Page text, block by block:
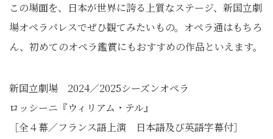
この場面を、日本が世界に誇る上質なステージ、新国立劇
場オペラパレスでぜひ観てみたいもの。オペラ通はもちろ
ん、初めてのオペラ鑑賞にもおすすめの作品といえます。
新国立劇場 2024／2025シーズンオペラ
ロッシーニ『ウィリアム・テル』
［全４幕／フランス語上演 日本語及び英語字幕付］